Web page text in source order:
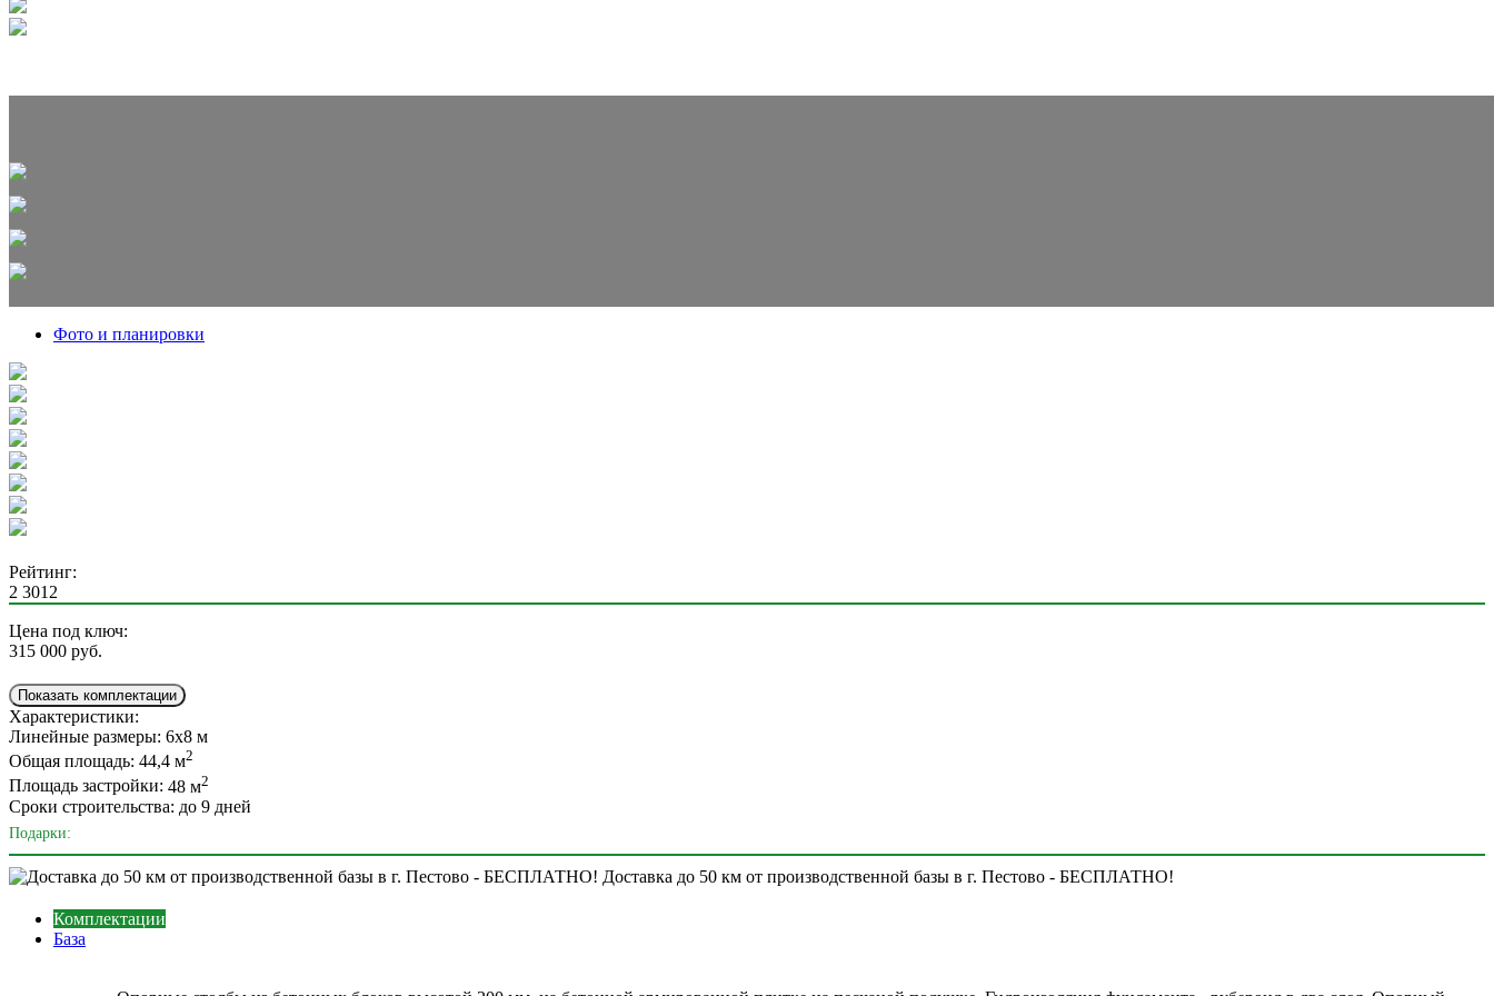
Фото и планировки
Рейтинг:
2 3012
Цена под ключ:
315 000 руб.
Показать комплектации
Характеристики:
Линейные размеры: 6х8 м
Общая площадь: 44,4 м2
Площадь застройки: 48 м2
Сроки строительства: до 9 дней
Подарки:
Доставка до 50 км от производственной базы в г. Пестово - БЕСПЛАТНО!
Комплектации
База